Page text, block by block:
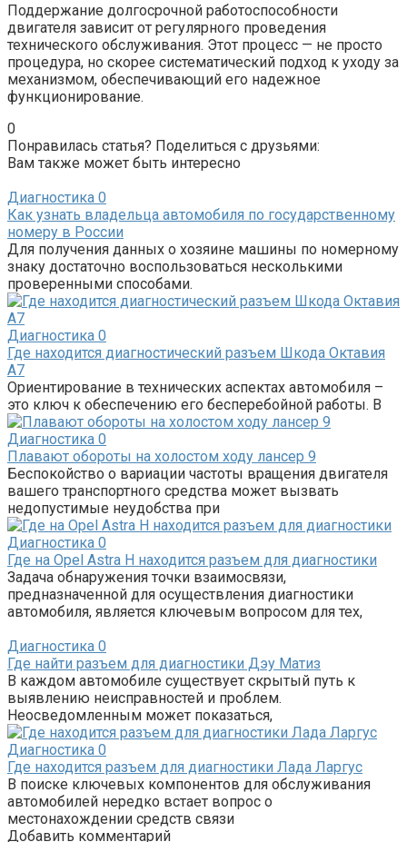
Поддержание долгосрочной работоспособности
двигателя зависит от регулярного проведения
технического обслуживания. Этот процесс — не просто
процедура, но скорее систематический подход к уходу за
механизмом, обеспечивающий его надежное
функционирование.
0
Понравилась статья? Поделиться с друзьями:
Вам также может быть интересно
Диагностика 0
Как узнать владельца автомобиля по государственному
номеру в России
Для получения данных о хозяине машины по номерному
знаку достаточно воспользоваться несколькими
проверенными способами.
Диагностика 0
Где находится диагностический разъем Шкода Октавия
А7
Ориентирование в технических аспектах автомобиля –
это ключ к обеспечению его бесперебойной работы. В
Диагностика 0
Плавают обороты на холостом ходу лансер 9
Беспокойство о вариации частоты вращения двигателя
вашего транспортного средства может вызвать
недопустимые неудобства при
Диагностика 0
Где на Opel Astra H находится разъем для диагностики
Задача обнаружения точки взаимосвязи,
предназначенной для осуществления диагностики
автомобиля, является ключевым вопросом для тех,
Диагностика 0
Где найти разъем для диагностики Дэу Матиз
В каждом автомобиле существует скрытый путь к
выявлению неисправностей и проблем.
Неосведомленным может показаться,
Диагностика 0
Где находится разъем для диагностики Лада Ларгус
В поиске ключевых компонентов для обслуживания
автомобилей нередко встает вопрос о
местонахождении средств связи
Добавить комментарий